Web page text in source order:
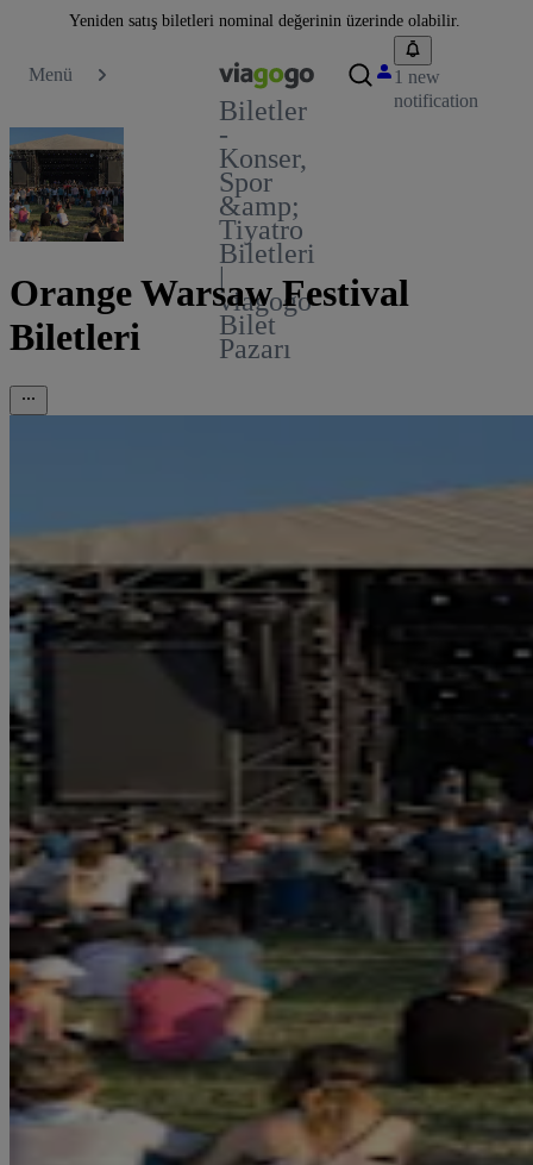
Yeniden satış biletleri nominal değerinin üzerinde olabilir.
Menü
Biletler
-
Konser,
Spor
&amp;
Tiyatro
Biletleri
|
viagogo
Bilet
Pazarı
1 new
notification
Orange Warsaw Festival
Biletleri